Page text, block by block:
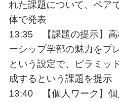
れた課題について、ペア
体で発表
13:35 【課題の提示】高
ーシップ学部の魅力をプ
という設定で、ピラミッ
成するという課題を提示
13:40 【個人ワーク】個